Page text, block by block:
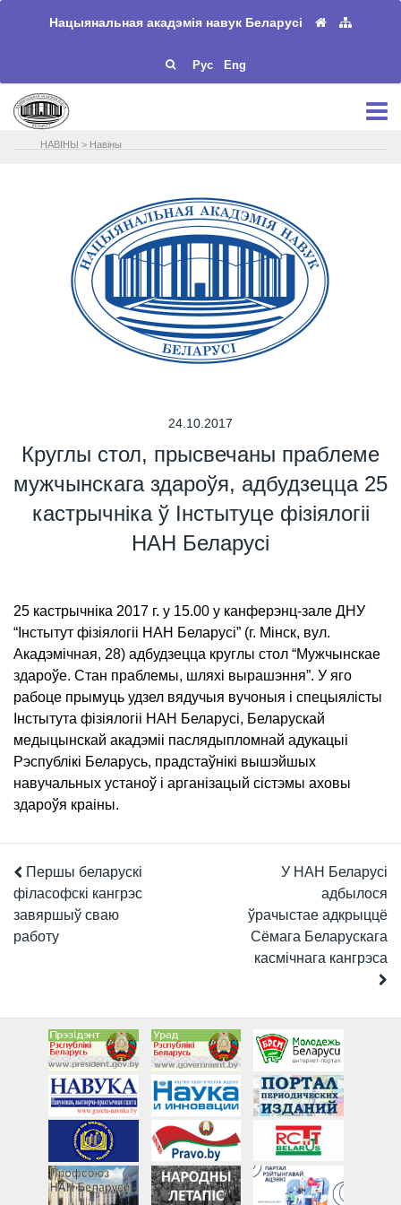
Нацыянальная акадэмія навук Беларусі
Рус Eng
НАВIНЫ > Навіны
24.10.2017
Круглы стол, прысвечаны праблеме
мужчынскага здароўя, адбудзецца 25
кастрычніка ў Інстытуце фізіялогіі
НАН Беларусі
25 кастрычніка 2017 г. у 15.00 у канферэнц-зале ДНУ
“Інстытут фізіялогіі НАН Беларусі” (г. Мінск, вул.
Акадэмічная, 28) адбудзецца круглы стол “Мужчынскае
здароўе. Стан праблемы, шляхі вырашэння”. У яго
рабоце прымуць удзел вядучыя вучоныя і спецыялісты
Інстытута фізіялогіі НАН Беларусі, Беларускай
медыцынскай акадэміі паслядыпломнай адукацыі
Рэспублікі Беларусь, прадстаўнікі вышэйшых
навучальных устаноў і арганізацый сістэмы аховы
здароўя краіны.
Першы беларускі
філасофскі кангрэс
завяршыў сваю
работу
У НАН Беларусі
адбылося
ўрачыстае адкрыццё
Сёмага Беларускага
касмічнага кангрэса